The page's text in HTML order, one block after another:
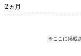
2ヵ月
※ここに掲載